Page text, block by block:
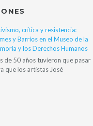
crítica y resistencia:
y Barrios en el Museo de la
y los Derechos Humanos
de 50 años tuvieron que pasar
que los artistas José